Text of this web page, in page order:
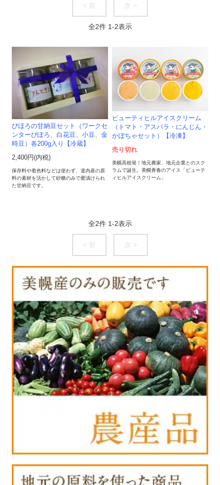
< 前 次 >
全2件 1-2表示
びほろの甘納豆セット（ワークセ
ンターぴぽろ、白花豆、小豆、金
時豆）各200g入り【冷蔵】
2,400円(内税)
保存料や着色料などは使わず、道内産の原
料の素材を活かして砂糖のみで蜜漬けられ
た甘納豆です。
ビューティヒルアイスクリーム
（トマト・アスパラ・にんじん・
かぼちゃセット）【冷凍】
売り切れ
美幌高校発！地元農家、地元企業とのスク
ラムで誕生。美幌青春のアイス「ビューテ
ィヒルアイスクリーム」
全2件 1-2表示
< 前 次 >